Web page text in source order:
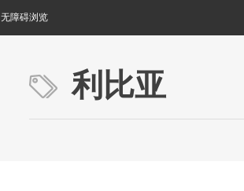
无障碍浏览
利比亚